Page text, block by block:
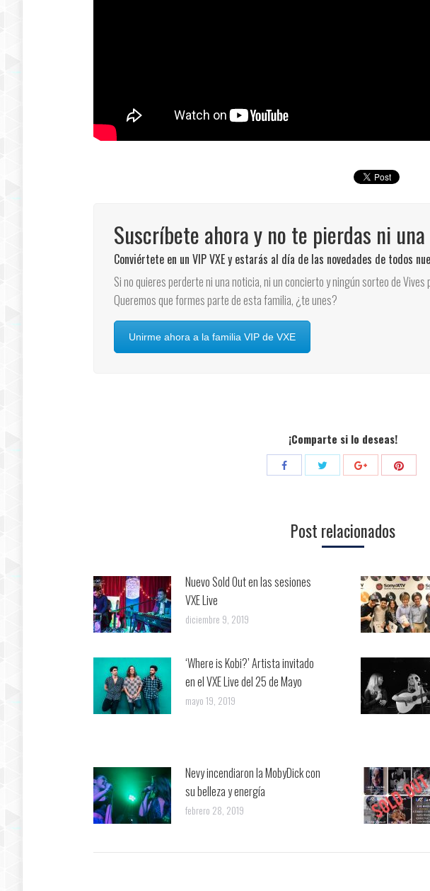
Suscríbete ahora y no te pierdas ni
Conviértete en un VIP VXE y estarás al día de las novedades de todos
Si no quieres perderte ni una noticia, ni un concierto y ningún sorteo de Vives
Queremos que formes parte de esta familia, ¿te unes?
Unirme ahora a la familia VIP de VXE
¡Comparte si lo deseas!
CompartirCompartirCompartir
Post relacionados
Nuevo Sold Out en las sesiones
VXE Live
diciembre 9, 2019
‘Where is Kobi?’ Artista invitado
en el VXE Live del 25 de Mayo
mayo 19, 2019
Nevy incendiaron la MobyDick con
su belleza y energía
febrero 28, 2019